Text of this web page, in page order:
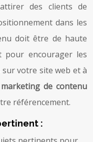
des clients de
dans les
doit être de haute
pour encourager les
votre site web et à
marketing de contenu
référencement.
: